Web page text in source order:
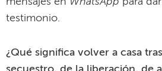
luego reír. Es una mezcla de
anhelaba volver a ellos para